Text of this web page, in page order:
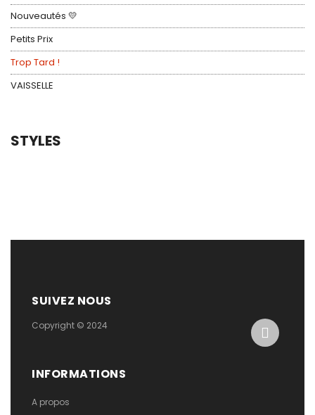
Nouveautés 💛
Petits Prix
Trop Tard !
VAISSELLE
STYLES
SUIVEZ NOUS
Copyright © 2024
INFORMATIONS
A propos